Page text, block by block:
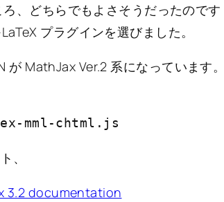
、どちらでもよさそうだったのです
プラグインを選びました。
MathJax Ver.2 系になっています。
mml-chtml.js
、
3.2 documentation